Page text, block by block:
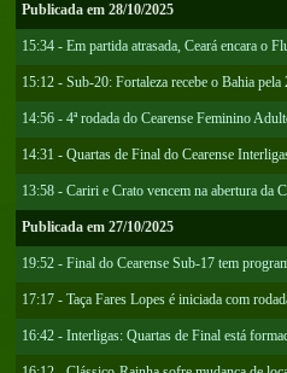
Publicada em 28/10/2025
15:34 - Em partida atrasada, Ceará encara o
15:12 - Sub-20: Fortaleza recebe o Bahia pela
14:56 - 4ª rodada do Cearense Feminino
14:31 - Quartas de Final do Cearense
13:58 - Cariri e Crato vencem na abertura da
Publicada em 27/10/2025
19:52 - Final do Cearense Sub-17 tem
17:17 - Taça Fares Lopes é iniciada com
16:42 - Interligas: Quartas de Final está